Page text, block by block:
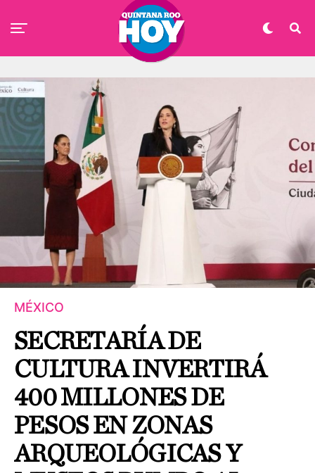
MÉXICO
SECRETARÍA DE
CULTURA INVERTIRÁ
400 MILLONES DE
PESOS EN ZONAS
ARQUEOLÓGICAS Y